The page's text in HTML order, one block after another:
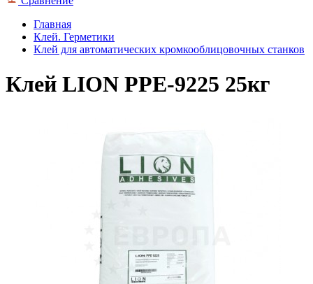
Главная
Клей. Герметики
Клей для автоматических кромкооблицовочных станков
Клей LION PPE-9225 25кг